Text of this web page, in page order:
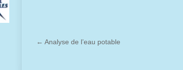
← Analyse de l’eau potable